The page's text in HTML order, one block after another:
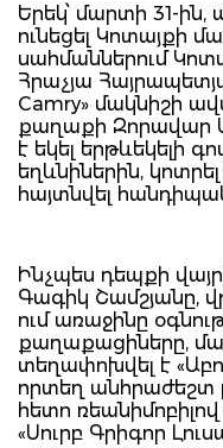
Երեկ՝ մարտի 31-
ունեցել Կոտայքի
սահմաններում
Հրաչյա
Camry» մակնիշի
քաղաքի Զորավար
է եկել երթևեկելի
եղևնիներին,
հայտնվել
Ինչպես դեպքի
Գագիկ Շամշյանը,
ում առաջինը
քաղաքացիները,
տեղափոխվել է
որտեղ անհրաժեշտ
հետո
«Սուրբ Գրիգոր